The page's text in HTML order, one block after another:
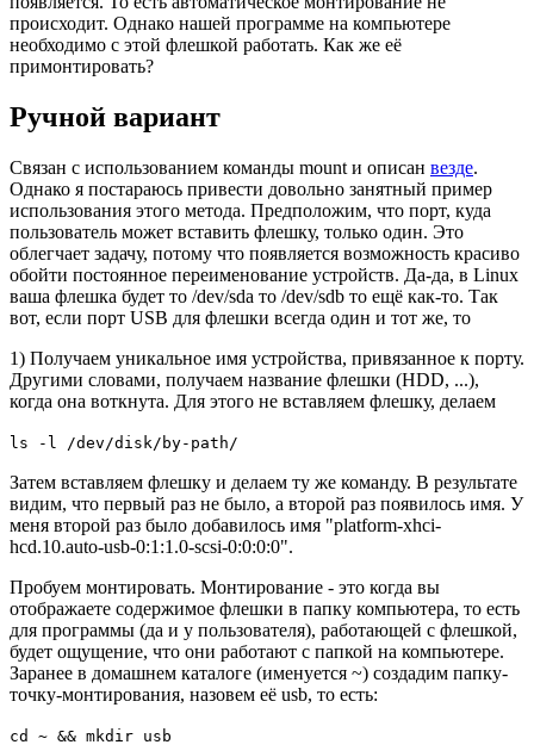
происходит. Однако нашей программе на компьютере
необходимо с этой флешкой работать. Как же её
примонтировать?
Ручной вариант
Связан с использованием команды mount и описан везде.
Однако я постараюсь привести довольно занятный пример
использования этого метода. Предположим, что порт, куда
пользователь может вставить флешку, только один. Это
облегчает задачу, потому что появляется возможность красиво
обойти постоянное переименование устройств. Да-да, в Linux
ваша флешка будет то /dev/sda то /dev/sdb то ещё как-то. Так
вот, если порт USB для флешки всегда один и тот же, то
1) Получаем уникальное имя устройства, привязанное к порту.
Другими словами, получаем название флешки (HDD, ...),
когда она воткнута. Для этого не вставляем флешку, делаем
ls -l /dev/disk/by-path/
Затем вставляем флешку и делаем ту же команду. В результате
видим, что первый раз не было, а второй раз появилось имя. У
меня второй раз было добавилось имя "platform-xhci-
hcd.10.auto-usb-0:1:1.0-scsi-0:0:0:0".
Пробуем монтировать. Монтирование - это когда вы
отображаете содержимое флешки в папку компьютера, то есть
для программы (да и у пользователя), работающей с флешкой,
будет ощущение, что они работают с папкой на компьютере.
Заранее в домашнем каталоге (именуется ~) создадим папку-
точку-монтирования, назовем её usb, то есть:
cd ~ && mkdir usb